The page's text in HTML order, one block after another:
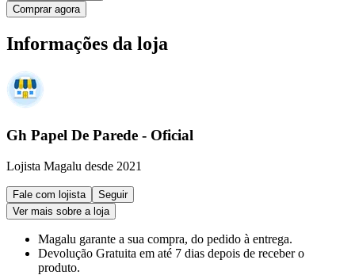
Comprar agora
Informações da loja
Gh Papel De Parede - Oficial
Lojista Magalu desde 2021
Fale com lojista
Seguir
Ver mais sobre a loja
Magalu garante a sua compra, do pedido à entrega.
Devolução Gratuita em até 7 dias depois de receber o
produto.